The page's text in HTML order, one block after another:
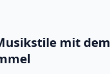
mit dem